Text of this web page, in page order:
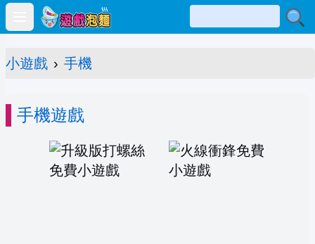
Open main menu
小遊戲 › 手機
手機遊戲